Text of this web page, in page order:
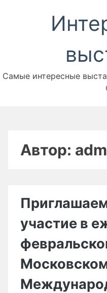
содержимому
Самые интересные
Автор:
участие в